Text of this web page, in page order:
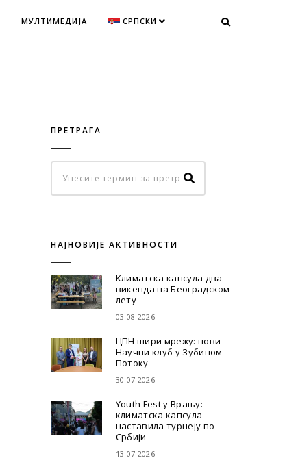
МУЛТИМЕДИЈА СРПСКИ
ПРЕТРАГА
НАЈНОВИЈЕ АКТИВНОСТИ
Климатска капсула два
викенда на Београдском
лету
03.08.2026
ЦПН шири мрежу: нови
Научни клуб у Зубином
Потоку
30.07.2026
Youth Fest у Врању:
климатска капсула
наставила турнеју по
Србији
13.07.2026